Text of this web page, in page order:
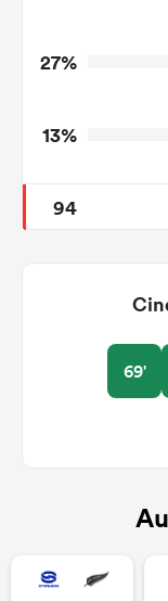
2
27%
13%
94
69'